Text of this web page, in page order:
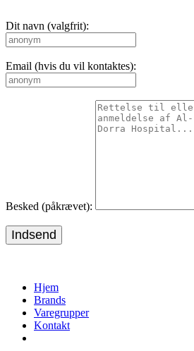
Dit navn (valgfrit):
Email (hvis du vil kontaktes):
Besked (påkrævet):
Indsend
Hjem
Brands
Varegrupper
Kontakt